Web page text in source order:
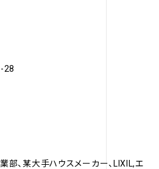
28
部、某大手ハウスメーカー、LIXIL,エ